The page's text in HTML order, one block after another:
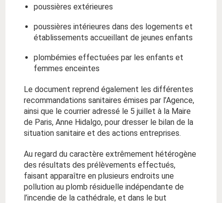
poussières extérieures
poussières intérieures dans des logements et
établissements accueillant de jeunes enfants
plombémies effectuées par les enfants et
femmes enceintes
Le document reprend également les différentes
recommandations sanitaires émises par l’Agence,
ainsi que le courrier adressé le 5 juillet à la Maire
de Paris, Anne Hidalgo, pour dresser le bilan de la
situation sanitaire et des actions entreprises.
Au regard du caractère extrêmement hétérogène
des résultats des prélèvements effectués,
faisant apparaître en plusieurs endroits une
pollution au plomb résiduelle indépendante de
l’incendie de la cathédrale, et dans le but